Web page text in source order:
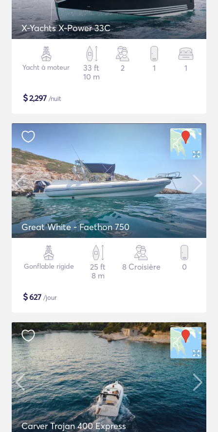
X-Yachts X-Power 33C
Yacht à moteur
33 ft
10 m
2 1 1
$2,297 /nuit
Great White - Faethon 750
Gonflable rigide
25 ft
8 m
8 Croisière 0
$627 /jour
Carver Trojan 400 Express